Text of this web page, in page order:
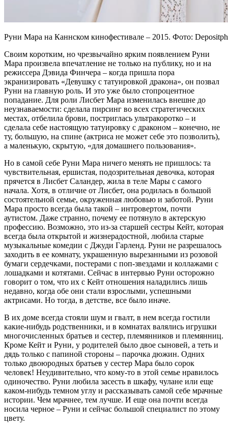
Руни Мара на Каннском кинофестивале – 2015. Фото:
Своим коротким, но чрезвычайно ярким появлением Руни
Мара произвела впечатление не только на публику, но и на
режиссера Дэвида Финчера – когда пришла пора
экранизировать «Девушку с татуировкой дракона», он позвал
Руни на главную роль. И это уже было стопроцентное
попадание. Для роли Лисбет Мара изменилась внешне до
неузнаваемости: сделала пирсинг во всех стратегических
местах, отбелила брови, постриглась ультракоротко – и
сделала себе настоящую татуировку с драконом – конечно, не
ту, большую, на спине (актриса не может себе это позволить),
а маленькую, скрытую, «для домашнего пользования».
Но в самой себе Руни Мара ничего менять не пришлось: та
чувствительная, ершистая, подозрительная девочка, которая
прячется в Лисбет Саландер, жила в теле Мары с самого
начала. Хотя, в отличие от Лисбет, она родилась в большой
состоятельной семье, окруженная любовью и заботой. Руни
Мара просто всегда была такой – интровертом, почти
аутистом. Даже странно, почему ее потянуло в актерскую
профессию. Возможно, это из-за старшей сестры Кейт, которая
всегда была открытой и жизнерадостной, любила старые
музыкальные комедии с Джуди Гарленд. Руни не разрешалось
заходить в ее комнату, украшенную вырезанными из розовой
бумаги сердечками, постерами с поп-звездами и коллажами с
лошадками и котятами. Сейчас в интервью Руни осторожно
говорит о том, что их с Кейт отношения наладились лишь
недавно, когда обе они стали взрослыми, успешными
актрисами. Но тогда, в детстве, все было иначе.
В их доме всегда стояли шум и гвалт, в нем всегда гостили
какие-нибудь родственники, и в комнатах валялись игрушки
многочисленных братьев и сестер, племянников и племянниц.
Кроме Кейт и Руни, у родителей было двое сыновей, а теть и
дядь только с папиной стороны – парочка дюжин. Одних
только двоюродных братьев у сестер Мара было сорок
человек! Неудивительно, что кому-то в этой семье нравилось
одиночество. Руни любила засесть в шкафу, чулане или еще
каком-нибудь темном углу и рассказывать самой себе мрачные
истории. Чем мрачнее, тем лучше. И еще она почти всегда
носила черное – Руни и сейчас большой специалист по этому
цвету.